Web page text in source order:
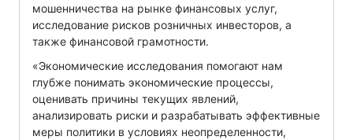
мошенничества на рынке финансовых услуг,
исследование рисков розничных инвесторов, а
также финансовой грамотности.
«Экономические исследования помогают нам
глубже понимать экономические процессы,
оценивать причины текущих явлений,
анализировать риски и разрабатывать эффективные
меры политики в условиях неопределенности,